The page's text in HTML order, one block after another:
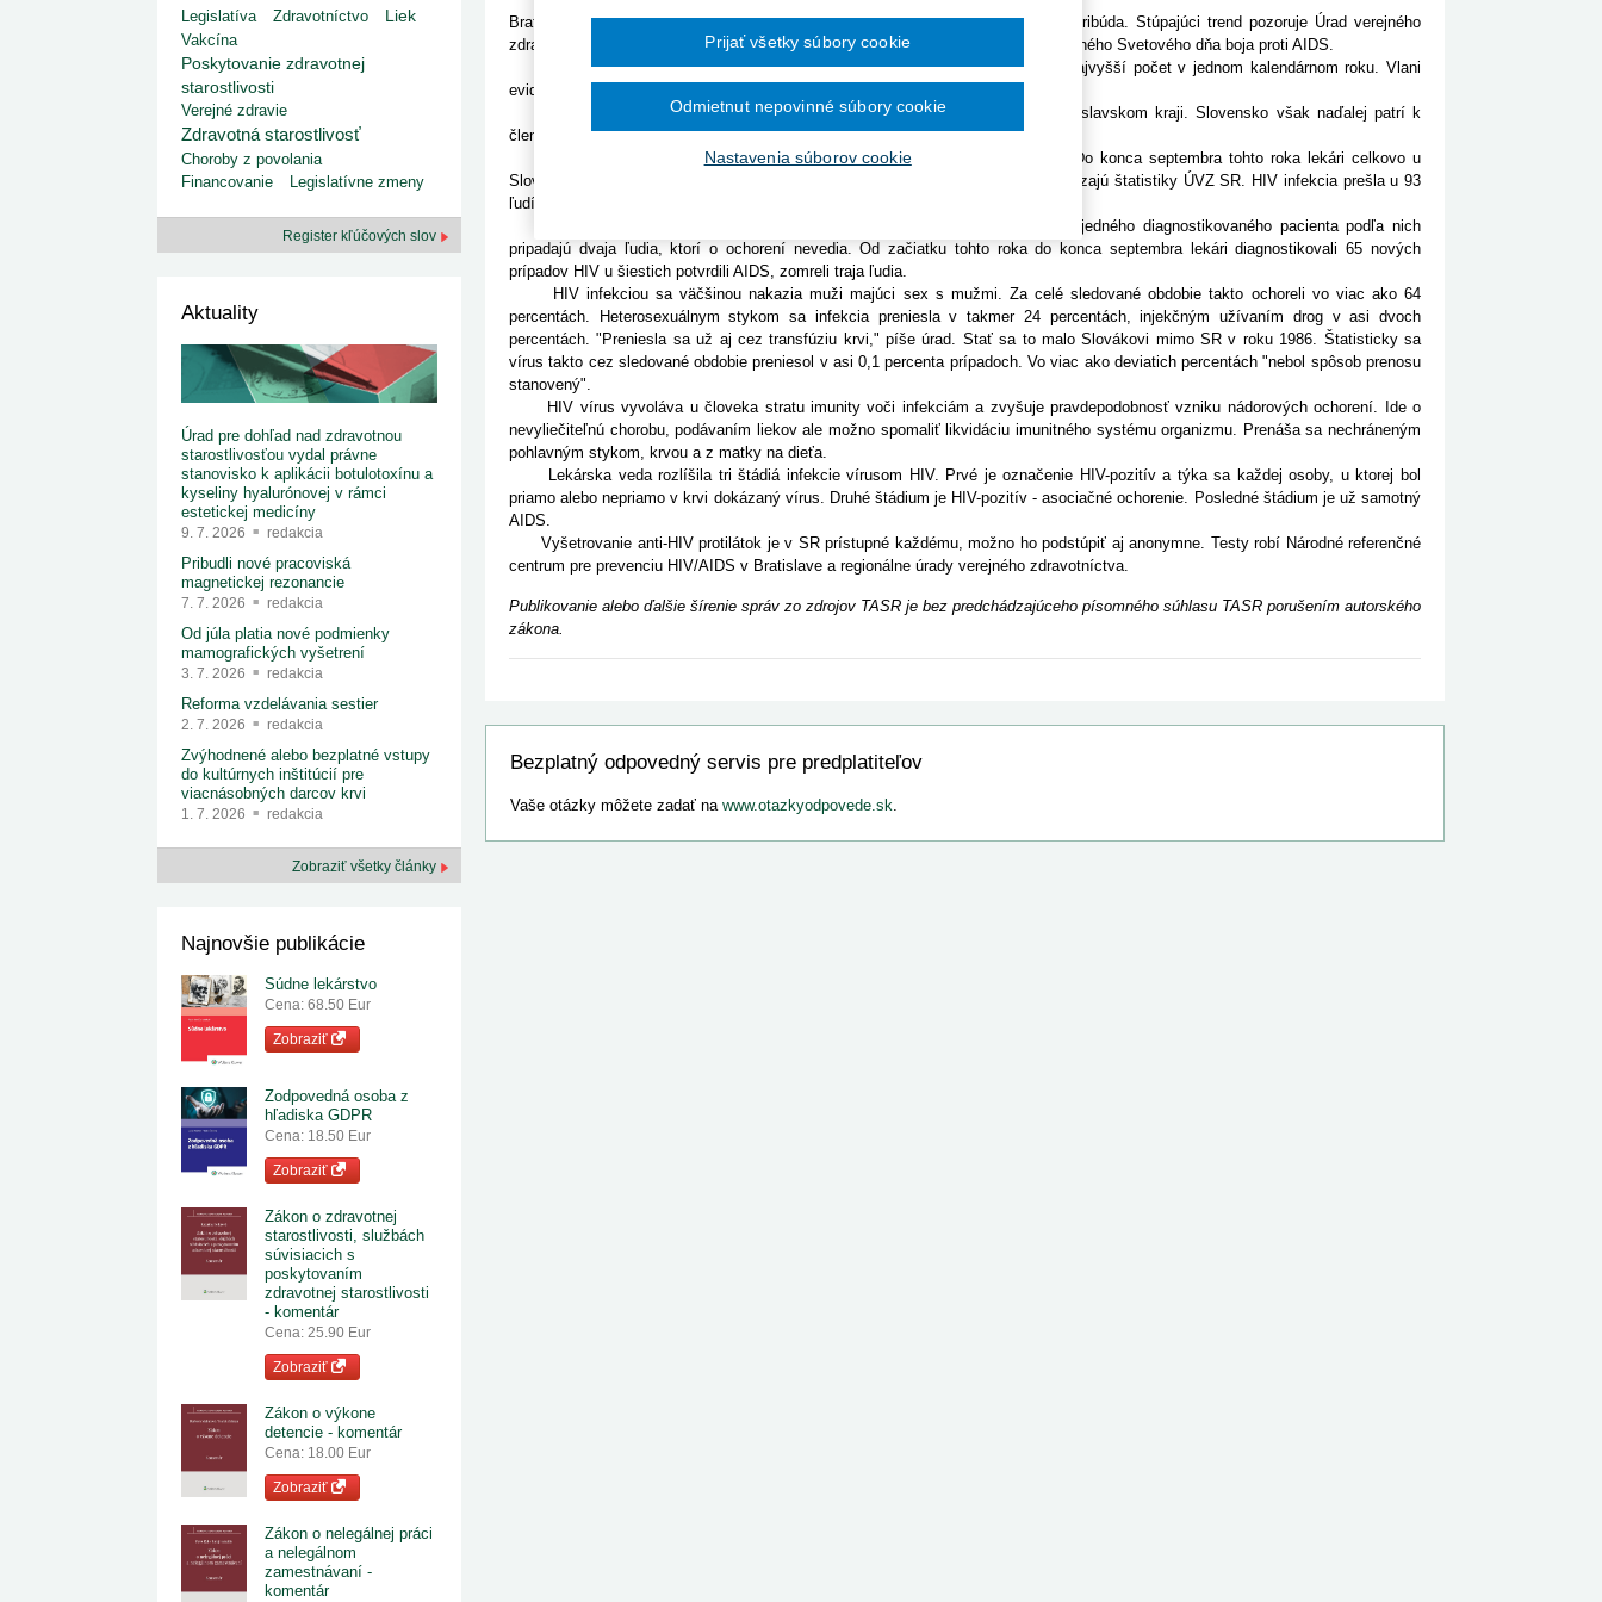
1. 7. 2026
redakcia
Ministerstvo zdravotníctva zverejnilo aktualizovaný
zoznam kategori...
29. 6. 2026
Rezort zdravotníctva zverejnil zoznam
kategorizovaných špeciálnych ...
29. 6. 2026
redakcia
Výzva na podporu dostupnosti zdravotnej
starostlivosti v centrách z...
2015
Od 1. augusta 2026 sa začína šesťmesačné prechodné obdobie na
implementáciu nových elektronických služieb v elektronickej zdravotnej
Ročník 2013
Ročník 2012
Bratislava 1. decembra (TASR) - Nových prípadov HIV infekcie na Slovensku pribúda. Stúpajúci trend pozoruje Úrad verejného
zdravotníctva (ÚVZ) SR od začiatku 21. storočia. Pripomína to pri príležitosti dnešného Svetového dňa boja proti AIDS.
Napríklad, predvlani zaznamenali lekári 86 prípadov HIV, čo bol doteraz najvyšší počet v jednom kalendárnom roku. Vlani
evidovali rovnaké množstvo nových prípadov.
Najviac infikovaných žije vo väčších mestách, najvyšší výskyt je v Bratislavskom kraji. Slovensko však naďalej patrí k
členským štátom Európskej únie (EÚ) s najnižším počtom prípadov HIV infekcie.
Výskyt HIV či AIDS začali úrady na Slovensku sledovať od roku 1985. Do konca septembra tohto roka lekári celkovo u
Slovákov i cudzincov žijúcich v SR zaznamenali 876 prípadov infekcie HIV, uvádzajú štatistiky ÚVZ SR. HIV infekcia prešla u 93
ľudí do štádia AIDS, zomrelo 62 HIV infikovaných ľudí, z toho 48 v štádiu AIDS.
Odborníci predpokladajú, že HIV pozitívnych je na Slovensku viac. Na jedného diagnostikovaného pacienta podľa nich
pripadajú dvaja ľudia, ktorí o ochorení nevedia. Od začiatku tohto roka do konca septembra lekári diagnostikovali 65 nových
prípadov HIV u šiestich potvrdili AIDS, zomreli traja ľudia.
HIV infekciou sa väčšinou nakazia muži majúci sex s mužmi. Za celé sledované obdobie takto ochoreli vo viac ako 64
percentách. Heterosexuálnym stykom sa infekcia preniesla v takmer 24 percentách, injekčným užívaním drog v asi dvoch
percentách. "Preniesla sa už aj cez transfúziu krvi," píše úrad. Stať sa to malo Slovákovi mimo SR v roku 1986. Štatisticky sa
vírus takto cez sledované obdobie preniesol v asi 0,1 percenta prípadoch. Vo viac ako deviatich percentách "nebol spôsob prenosu
stanovený".
HIV vírus vyvoláva u človeka stratu imunity voči infekciám a zvyšuje pravdepodobnosť vzniku nádorových ochorení. Ide o
nevyliečiteľnú chorobu, podávaním liekov ale možno spomaliť likvidáciu imunitného systému organizmu. Prenáša sa nechráneným
pohlavným stykom, krvou a z matky na dieťa.
Lekárska veda rozlíšila tri štádiá infekcie vírusom HIV. Prvé je označenie HIV-pozitív a týka sa každej osoby, u ktorej bol
priamo alebo nepriamo v krvi dokázaný vírus. Druhé štádium je HIV-pozitív - asociačné ochorenie. Posledné štádium je už samotný
AIDS.
Vyšetrovanie anti-HIV protilátok je v SR prístupné každému, možno ho podstúpiť aj anonymne. Testy robí Národné referenčné
centrum pre prevenciu HIV/AIDS v Bratislave a regionálne úrady verejného zdravotníctva.
Publikovanie alebo ďalšie šírenie správ zo zdrojov TASR je bez predchádzajúceho písomného súhlasu TASR porušením autorského
zákona.
Bezplatný odpovedný servis pre predplatiteľov
Vaše otázky môžete zadať na www.otazkyodpovede.sk.
Legislatíva
Zdravotníctvo Liek
Vakcína
Poskytovanie zdravotnej
starostlivosti
Verejné zdravie
Zdravotná starostlivosť
Choroby z povolania
Financovanie
Legislatívne zmeny
Register kľúčových slov
Aktuality
Úrad pre dohľad nad zdravotnou
starostlivosťou vydal právne
stanovisko k aplikácii botulotoxínu a
kyseliny hyalurónovej v rámci
estetickej medicíny
9. 7. 2026 redakcia
Pribudli nové pracoviská
magnetickej rezonancie
7. 7. 2026 redakcia
Od júla platia nové podmienky
mamografických vyšetrení
3. 7. 2026 redakcia
Reforma vzdelávania sestier
2. 7. 2026 redakcia
Zvýhodnené alebo bezplatné vstupy
do kultúrnych inštitúcií pre
viacnásobných darcov krvi
1. 7. 2026 redakcia
Zobraziť všetky články
Najnovšie publikácie
Súdne lekárstvo
Cena: 68.50 Eur
Zobraziť
Zodpovedná osoba z
hľadiska GDPR
Cena: 18.50 Eur
Zobraziť
Zákon o zdravotnej
starostlivosti, službách
súvisiacich s
poskytovaním
zdravotnej starostlivosti
- komentár
Cena: 25.90 Eur
Zobraziť
Zákon o výkone
detencie - komentár
Cena: 18.00 Eur
Zobraziť
Zákon o nelegálnej práci
a nelegálnom
zamestnávaní -
komentár
Nastavenia súborov cookie
Odmietnut nepovinné súbory cookie
Prijať všetky súbory cookie